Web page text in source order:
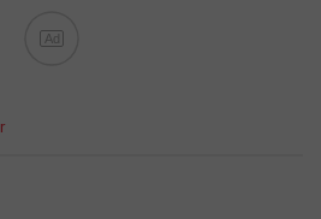
Ad